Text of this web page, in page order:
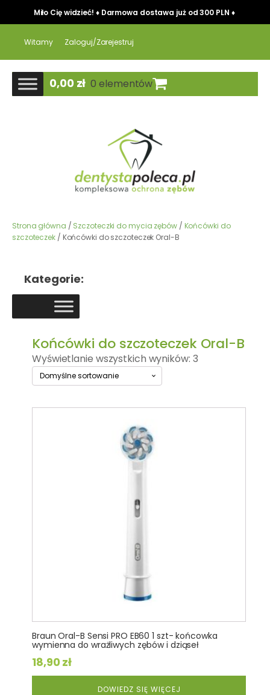
Miło Cię widzieć! ♦ Darmowa dostawa już od 300 PLN ♦
Witamy Zaloguj/Zarejestruj
0,00 zł 0 elementów
Strona główna / Szczoteczki do mycia zębów/ Końcówki do
szczoteczek/ Końcówki do szczoteczek Oral-B
Kategorie:
Końcówki do szczoteczek Oral-B
Wyświetlanie wszystkich wyników: 3
Braun Oral-B Sensi PRO EB60 1 szt- końcowka
wymienna do wrażliwych zębów i dziąseł
18,90 zł
DOWIEDZ SIĘ WIĘCEJ